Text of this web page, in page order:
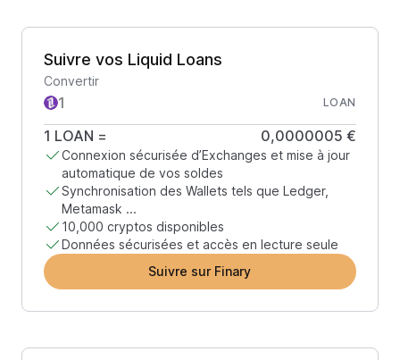
Suivre vos Liquid Loans
Convertir
LOAN
1 LOAN = 0,0000005 €
Connexion sécurisée d’Exchanges et mise à jour
automatique de vos soldes
Synchronisation des Wallets tels que Ledger,
Metamask ...
10,000 cryptos disponibles
Données sécurisées et accès en lecture seule
Suivre sur Finary